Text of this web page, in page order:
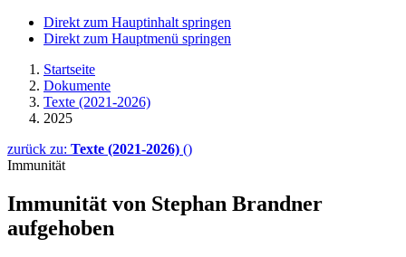
Direkt zum Hauptinhalt springen
Direkt zum Hauptmenü springen
Startseite
Dokumente
Texte (2021-2026)
2025
zurück zu: Texte (2021-2026) ()
Immunität
Immunität von Stephan Brandner
aufgehoben